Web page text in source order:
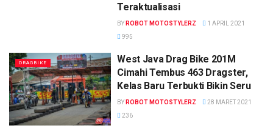
Teraktualisasi
BY ROBOT MOTOSTYLERZ
1 APRIL 2021
995
DRAGBIKE
West Java Drag Bike 201M
Cimahi Tembus 463 Dragster,
Kelas Baru Terbukti Bikin Seru
BY ROBOT MOTOSTYLERZ
28 MARET 2021
236